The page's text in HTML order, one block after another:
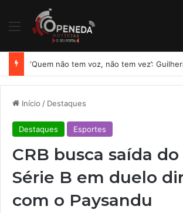
Menu
Início / Destaques
Destaques Esportes
CRB busca saída
Série B em duelo
com o Paysandu